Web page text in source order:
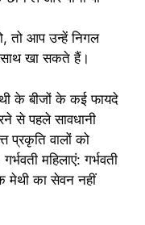
तो आप उन्हें निगल
खा सकते हैं।
के बीजों के कई फायदे
से पहले सावधानी
प्रकृति वालों को
महिलाएं: गर्भवती
मेथी का सेवन नहीं